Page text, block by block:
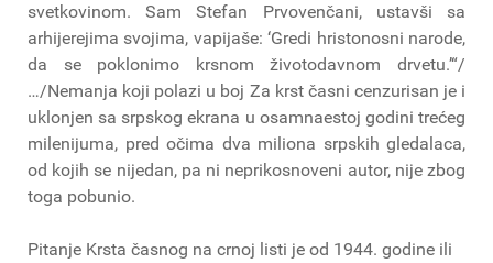
svetkovinom. Sam Stefan Prvovenčani, ustavši sa
arhijerejima svojima, vapijaše: ‘Gredi hristonosni narode,
da se poklonimo krsnom životodavnom drvetu.’“/
…/Nemanja koji polazi u boj Za krst časni cenzurisan je i
uklonjen sa srpskog ekrana u osamnaestoj godini trećeg
milenijuma, pred očima dva miliona srpskih gledalaca,
od kojih se nijedan, pa ni neprikosnoveni autor, nije zbog
toga pobunio.
Pitanje Krsta časnog na crnoj listi je od 1944. godine ili